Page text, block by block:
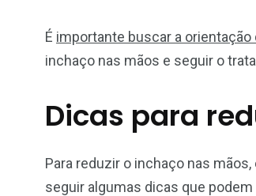
É importante buscar a
inchaço nas mãos e seguir o
Dicas para
Para reduzir o inchaço nas
seguir algumas dicas que podem